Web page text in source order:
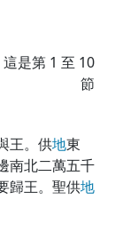
是第 1 至 10
節
王。供地東
南北二萬五千
歸王。聖供地